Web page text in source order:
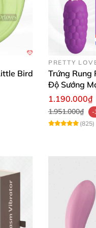
sau mỗi lần dùng.
nhân.
Bird
PRETTY
Trứng Rung
Độ Sướng
1.190.000₫
1.951.000₫
-
(825)